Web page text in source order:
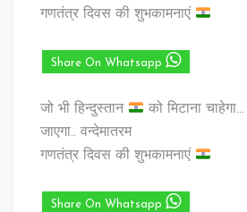
गणतंत्र दिवस की शुभकामनाएं
Share On Whatsapp
जो भी हिन्दुस्तान
को मिटाना
जाएगा.. वन्देमातरम
गणतंत्र दिवस की शुभकामनाएं
Share On Whatsapp